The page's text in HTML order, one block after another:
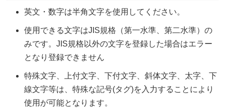
英文・数字は半角文字を使用してください。
使用できる文字はJIS規格（第一水準、第二水準）の
みです。JIS規格以外の文字を登録した場合はエラー
となり登録できません
特殊文字、上付文字、下付文字、斜体文字、太字、下
線文字等は、特殊な記号(タグ)を入力することにより
使用が可能となります。